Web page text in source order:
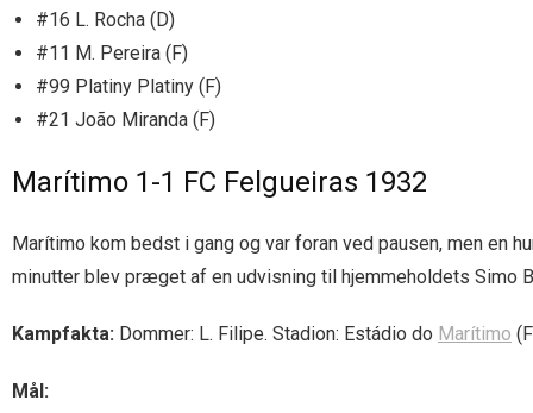
#16 L. Rocha (D)
#11 M. Pereira (F)
#99 Platiny Platiny (F)
#21 João Miranda (F)
Marítimo 1-1 FC Felgueiras 1932
Marítimo kom bedst i gang og var foran ved pausen, men
minutter blev præget af en udvisning til hjemmeholdets Simo
Kampfakta: Dommer: L. Filipe. Stadion: Estádio do Marítimo
Mål: